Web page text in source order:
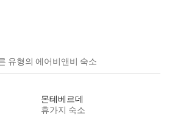
유형의 에어비앤비 숙소
몬테베르데
휴가지 숙소